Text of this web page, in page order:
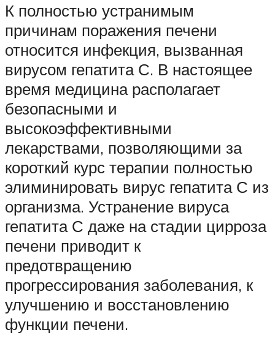
К полностью устранимым
причинам поражения печени
относится инфекция, вызванная
вирусом гепатита С. В настоящее
время медицина располагает
безопасными и
высокоэффективными
лекарствами, позволяющими за
короткий курс терапии полностью
элиминировать вирус гепатита С из
организма. Устранение вируса
гепатита С даже на стадии цирроза
печени приводит к
предотвращению
прогрессирования заболевания, к
улучшению и восстановлению
функции печени.